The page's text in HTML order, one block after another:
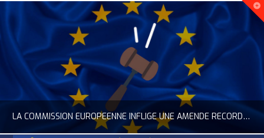
LA COMMISSION EUROPÉENNE INFLIGE UNE AMENDE RECORD À GOOGLE